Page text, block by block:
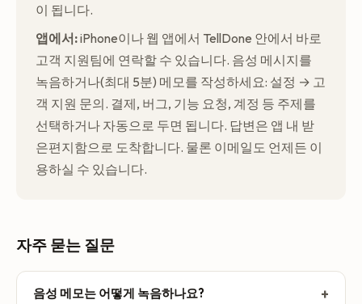
이 됩니다.
앱에서:iPhone이나 웹 앱에서 TellDone 안에서 바로
고객 지원팀에 연락할 수 있습니다. 음성 메시지를
녹음하거나(최대 5분) 메모를 작성하세요: 설정 → 고
객 지원 문의. 결제, 버그, 기능 요청, 계정 등 주제를
선택하거나 자동으로 두면 됩니다. 답변은 앱 내 받
은편지함으로 도착합니다. 물론 이메일도 언제든 이
용하실 수 있습니다.
자주 묻는 질문
음성 메모는 어떻게 녹음하나요? +